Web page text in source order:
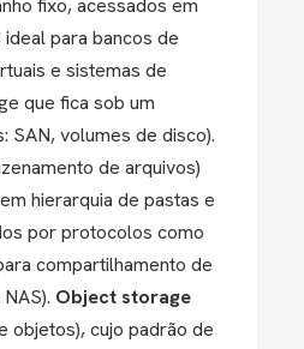
para bancos de
e sistemas de
que fica sob um
SAN, volumes de disco).
de arquivos)
hierarquia de pastas e
por protocolos como
compartilhamento de
Object storage
objetos), cujo padrão de